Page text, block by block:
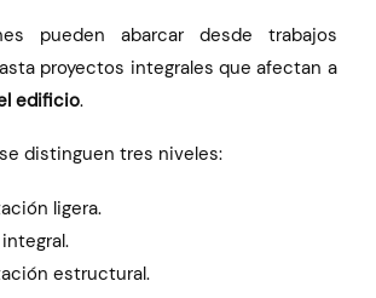
pueden abarcar desde trabajos
proyectos integrales que afectan a
edificio.
distinguen tres niveles:
ligera.
estructural.